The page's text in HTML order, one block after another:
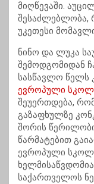
მიღწევაში.
შესაძლებლობა,
უკეთესი
ნინო და ლუკა
შემოდგომიდან
სასწავლო წელს
ევროპული
შეუერთდება,
გაზაფხულზე
შორის
წარმატებით
ევროპული
საქართველოს